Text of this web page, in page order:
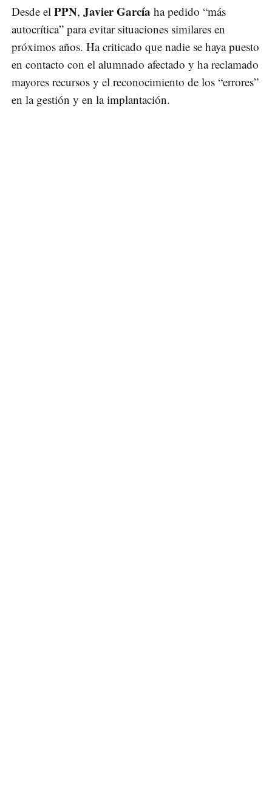
Desde el PPN, Javier García ha pedido “más
autocrítica” para evitar situaciones similares en
próximos años. Ha criticado que nadie se haya puesto
en contacto con el alumnado afectado y ha reclamado
mayores recursos y el reconocimiento de los “errores”
en la gestión y en la implantación.